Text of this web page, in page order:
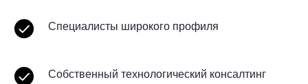
Специалисты широкого профиля
Собственный технологический консалтинг